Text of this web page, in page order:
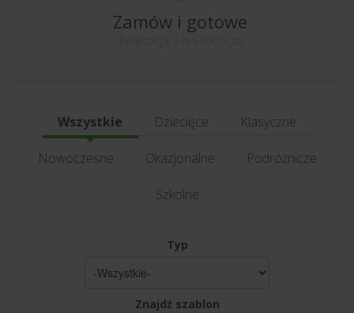
Zamów i gotowe
Wszystkie Dziecięce Klasyczne
Nowoczesne Okazjonalne Podróżnicze
Szkolne
Typ
Znajdź szablon